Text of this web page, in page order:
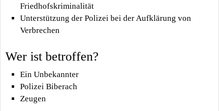
Friedhofskriminalität
Unterstützung der Polizei bei der Aufklärung von
Verbrechen
Wer ist betroffen?
Ein Unbekannter
Polizei Biberach
Zeugen